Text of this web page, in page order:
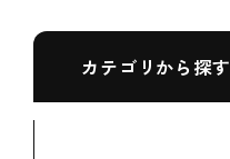
カテゴリから探す